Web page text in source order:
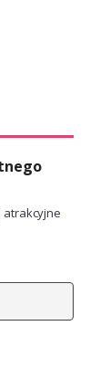
atrakcyjne